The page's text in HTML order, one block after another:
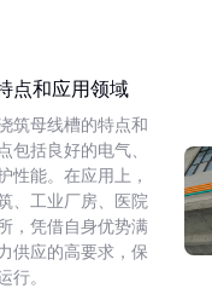
点和应用领域
筑母线槽的特点和
包括良好的电气、
性能。在应用上，
、工业厂房、医院
，凭借自身优势满
供应的高要求，保
行。